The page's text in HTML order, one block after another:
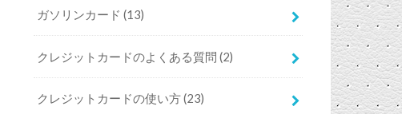
ガソリンカード(13)
クレジットカードのよくある質問(2)
クレジットカードの使い方(23)